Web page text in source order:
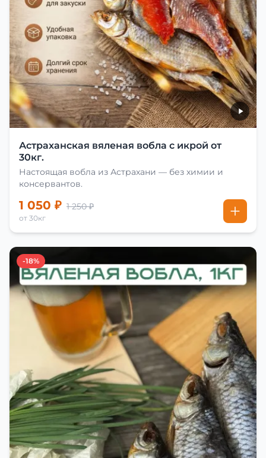
Астраханская вяленая вобла с икрой от
30кг.
Настоящая вобла из Астрахани — без химии и
консервантов.
1 050 ₽ 1 250 ₽
от 30кг
-18%